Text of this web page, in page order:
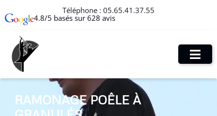
Téléphone : 05.65.41.37.55
4.8/5 basés sur 628 avis
RAMONAGE POÊLE À